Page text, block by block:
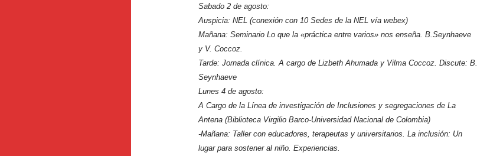
Sabado 2 de agosto:
Auspicia: NEL (conexión con 10 Sedes de la NEL vía webex)
Mañana: Seminario Lo que la «práctica entre varios» nos enseña. B.Seynhaeve
y V. Coccoz.
Tarde: Jornada clínica. A cargo de Lizbeth Ahumada y Vilma Coccoz. Discute: B.
Seynhaeve
Lunes 4 de agosto:
A Cargo de la Línea de investigación de Inclusiones y segregaciones de La
Antena (Biblioteca Virgilio Barco-Universidad Nacional de Colombia)
-Mañana: Taller con educadores, terapeutas y universitarios. La inclusión: Un
lugar para sostener al niño. Experiencias.